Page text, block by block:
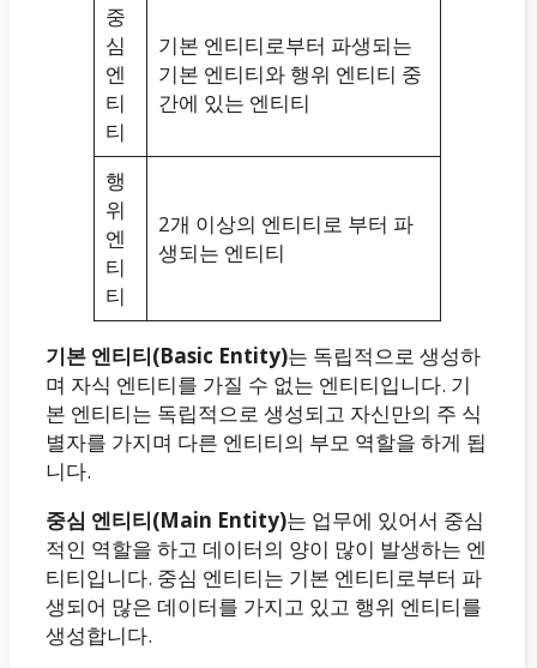
중
심
엔
티
티
기본 엔티티로부터 파생되는
기본 엔티티와 행위 엔티티 중
간에 있는 엔티티
행
위
엔
티
티
2개 이상의 엔티티로 부터 파
생되는 엔티티
기본 엔티티(Basic Entity)는 독립적으로 생성하
며 자식 엔티티를 가질 수 없는 엔티티입니다. 기
본 엔티티는 독립적으로 생성되고 자신만의 주 식
별자를 가지며 다른 엔티티의 부모 역할을 하게 됩
니다.
중심 엔티티(Main Entity)는 업무에 있어서 중심
적인 역할을 하고 데이터의 양이 많이 발생하는 엔
티티입니다. 중심 엔티티는 기본 엔티티로부터 파
생되어 많은 데이터를 가지고 있고 행위 엔티티를
생성합니다.